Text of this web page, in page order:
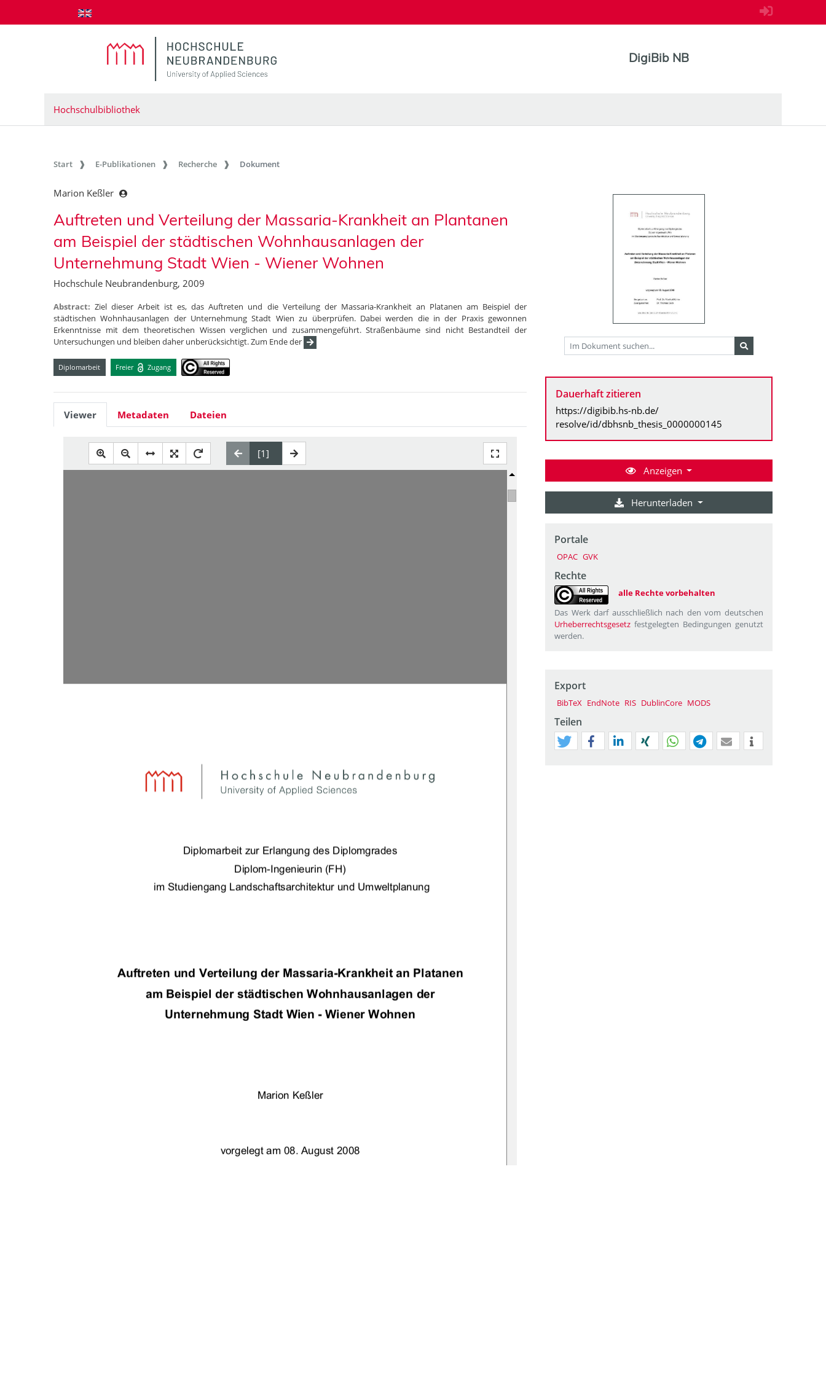
zum Inhalt springen
DigiBib NB
Hochschulbibliothek
Start E-Publikationen Recherche Dokument
Marion Keßler
Auftreten und Verteilung der Massaria-Krankheit an Plantanen
am Beispiel der städtischen Wohnhausanlagen der
Unternehmung Stadt Wien - Wiener Wohnen
Hochschule Neubrandenburg, 2009
Abstract:Ziel dieser Arbeit ist es, das Auftreten und die Verteilung der Massaria-Krankheit an Platanen am Beispiel der
städtischen Wohnhausanlagen der Unternehmung Stadt Wien zu überprüfen. Dabei werden die in der Praxis gewonnen
Erkenntnisse mit dem theoretischen Wissen verglichen und zusammengeführt. Straßenbäume sind nicht Bestandteil der
Untersuchungen und bleiben daher unberücksichtigt. Zum Ende der
Diplomarbeit Freier Zugang
Viewer Metadaten Dateien
Diplomarbeit zur Erlangung des Diplomgrades
Diplom-Ingenieurin (FH)
im Studiengang Landschaftsarchitektur und Umweltplanung
Auftreten und Verteilung der Massaria-Krankheit an Platanen
am Beispiel der städtischen Wohnhausanlagen der
Unternehmung Stadt Wien - Wiener Wohnen
Marion Keßler
vorgelegt am 08. August 2008
Dauerhaft zitieren
https://digibib.hs-nb.de/
resolve/id/dbhsnb_thesis_0000000145
Anzeigen
Herunterladen
Portale
OPAC GVK
Rechte
alle Rechte vorbehalten
Das Werk darf ausschließlich nach den vom deutschen
Urheberrechtsgesetz festgelegten Bedingungen genutzt
werden.
Export
BibTeX EndNote RIS DublinCore MODS
Teilen